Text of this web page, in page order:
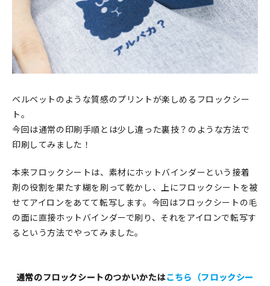
無地素材
紙
本
文房具
雑貨
JAMグッズ
台湾グッズ
ベルベットのような質感のプリントが楽しめるフロックシー
ト。
今回は通常の印刷手順とは少し違った裏技？のような方法で
印刷してみました！
本来フロックシートは、素材にホットバインダーという接着
剤の役割を果たす糊を刷って乾かし、上にフロックシートを被
せてアイロンをあてて転写します。今回はフロックシートの毛
の面に直接ホットバインダーで刷り、それをアイロンで転写す
るという方法でやってみました。
通常のフロックシートのつかいかたはこちら（フロックシー